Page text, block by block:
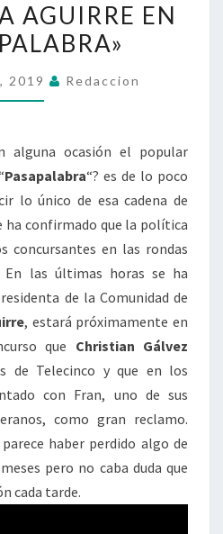
AGUIRRE
EN
AGUIRRE EN
2019 Redaccion
alguna ocasión el popular
Pasapalabra“? es de lo poco
lo único de esa cadena de
ha confirmado que la política
concursantes en las rondas
las últimas horas se ha
de la Comunidad de
, estará próximamente en
que Christian Gálvez
de Telecinco y que en los
con Fran, uno de sus
como gran reclamo.
haber perdido algo de
pero no caba duda que
cada tarde.